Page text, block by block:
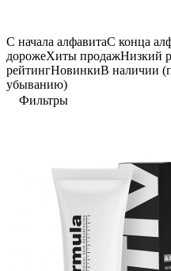
C начала алфавитаС конца
дорожеХиты продажНизкий
рейтингНовинкиВ наличии
убыванию)
Фильтры